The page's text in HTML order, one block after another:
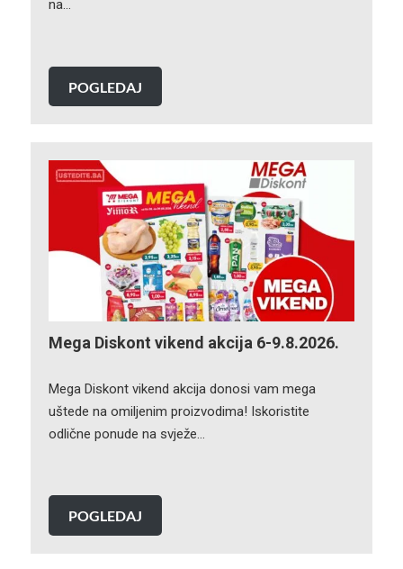
na…
POGLEDAJ
Mega Diskont vikend akcija 6-9.8.2026.
Mega Diskont vikend akcija donosi vam mega
uštede na omiljenim proizvodima! Iskoristite
odlične ponude na svježe…
POGLEDAJ